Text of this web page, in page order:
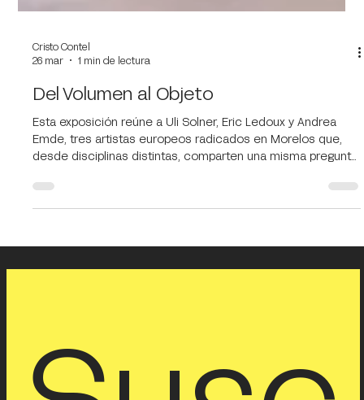
26 mar
1 min de lectura
Del Volumen al Objeto
Esta exposición reúne a Uli Solner, Eric Ledoux y Andrea
Emde, tres artistas europeos radicados en Morelos que,
desde disciplinas distintas, comparten una misma pregunta:
también desde la intuición. El metal y los materiales sólidos